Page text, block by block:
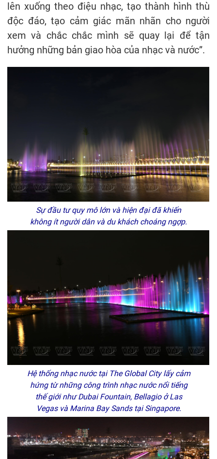
lên xuống theo điệu nhạc, tạo thành hình thù
độc đáo, tạo cảm giác mãn nhãn cho người
xem và chắc chắc mình sẽ quay lại để tận
hưởng những bản giao hòa của nhạc và nước”.
Sự đầu tư quy mô lớn và hiện đại đã khiến
không ít người dân và du khách choáng ngợp.
Hệ thống nhạc nước tại The Global City lấy cảm
hứng từ những công trình nhạc nước nổi tiếng
thế giới như Dubai Fountain, Bellagio ở Las
Vegas và Marina Bay Sands tại Singapore.